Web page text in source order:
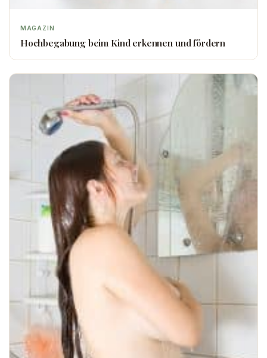
MAGAZIN
Hochbegabung beim Kind erkennen und fördern